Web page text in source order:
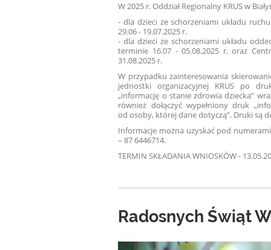
W 2025 r. Oddział Regionalny KRUS w
- dla dzieci ze schorzeniami układu
29.06 - 19.07.2025 r.
- dla dzieci ze schorzeniami układu
terminie 16.07 - 05.08.2025 r. oraz
31.08.2025 r.
W przypadku zainteresowania
jednostki organizacyjnej KRUS po
„informację o stanie zdrowia dziecka”
również dołączyć wypełniony druk
od osoby, której dane dotyczą”. Druki są
Informacje można uzyskać pod
– 87 6446714.
TERMIN SKŁADANIA WNIOSKÓW -
Radosnych Świąt